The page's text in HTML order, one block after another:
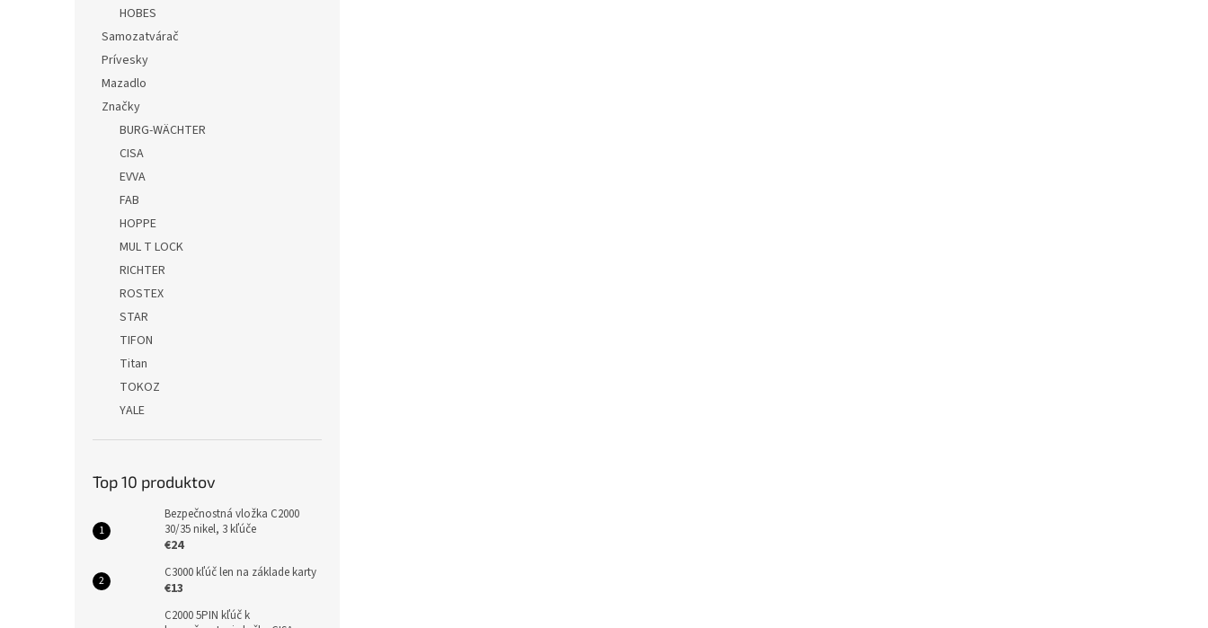
HOBES
Samozatvárač
Prívesky
Mazadlo
Značky
BURG-WÄCHTER
CISA
EVVA
FAB
HOPPE
MUL T LOCK
RICHTER
ROSTEX
STAR
TIFON
Titan
TOKOZ
YALE
Top 10 produktov
Bezpečnostná vložka C2000
30/35 nikel, 3 kľúče
€24
C3000 kľúč len na základe karty
€13
C2000 5PIN kľúč k